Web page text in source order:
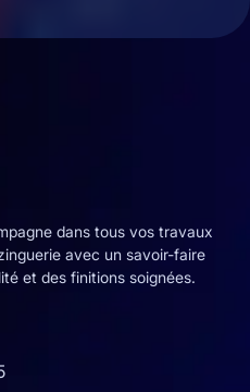
dans tous vos travaux
avec un savoir-faire
et des finitions soignées.